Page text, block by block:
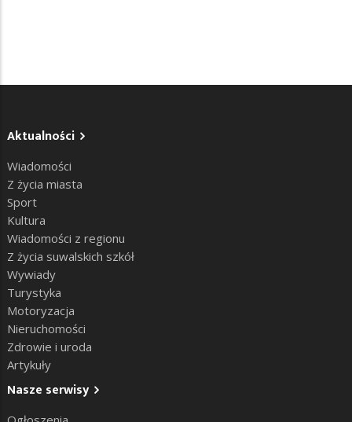
Aktualności
Wiadomości
Z życia miasta
Sport
Kultura
Wiadomości z regionu
Z życia suwalskich szkół
Wywiady
Turystyka
Motoryzacja
Nieruchomości
Zdrowie i uroda
Artykuły
Nasze serwisy